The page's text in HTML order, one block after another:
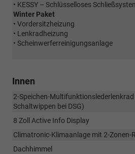
• KESSY – Schlüsselloses
Winter Paket
• Vordersitzheizung
• Lenkradheizung
• Scheinwerferreinigungsanlage
Innen
2-Speichen-
Schaltwippen bei DSG)
8 Zoll Active Info Display
Climatronic-Klimaanlage mit 2-Zonen-
Dachhimmel